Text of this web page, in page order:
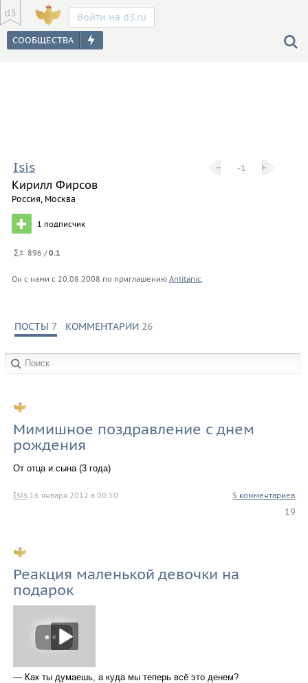
Войти на d3.ru
− -1 +
Isis
Кирилл Фирсов
Россия, Москва
1 подписчик
896 /0.1
Он с нами с 20.08.2008 по приглашению Antitanic.
ПОСТЫ 7 КОММЕНТАРИИ 26
Мимишное поздравление с днем
рождения
От отца и сына (3 года)
Isis 16 января 2012 в 00.50 5 комментариев
19
Реакция маленькой девочки на
подарок
— Как ты думаешь, а куда мы теперь всё это денем?